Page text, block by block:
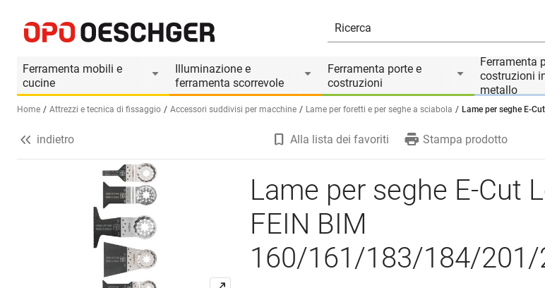
Ferramenta mobili e
cucine
Illuminazione e
ferramenta scorrevole
Ferramenta porte e
costruzioni
Ferramenta
costruzioni
metallo
Seleziona una lingua (IT)
Home Attrezzi e tecnica di fissaggio Accessori suddivisi per macchine Lame per foretti e per seghe a sciabola Lame per seghe E-
Informazioni prodotto
Il prodotto è accessorio di
indietro Alla lista dei favoriti Stampa prodotto
Lame per seghe E-Cut
FEIN BIM
160/161/183/184/